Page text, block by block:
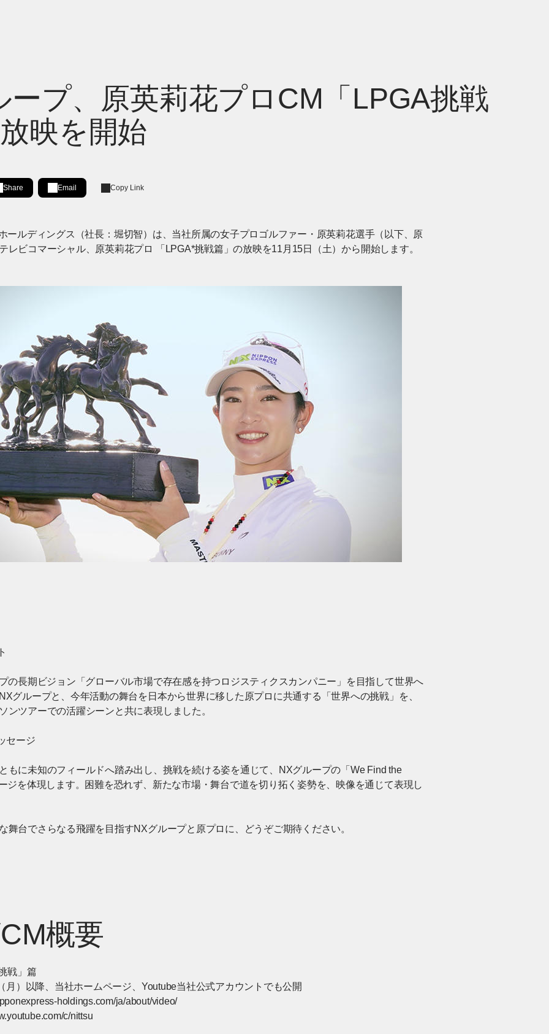
ープ、原英莉花プロCM「LPGA挑戦
映を開始
Share
Share on LinkedIn
[Open in new window]
Email Copy Link
ールディングス（社長：堀切智）は、当社所属の女子プロゴルファー・原英莉花選手（以下、原
レビコマーシャル、原英莉花プロ 「LPGA*挑戦篇」の放映を11月15日（土）から開始します。
の長期ビジョン「グローバル市場で存在感を持つロジスティクスカンパニー」を目指して世界へ
グループと、今年活動の舞台を日本から世界に移した原プロに共通する「世界への挑戦」を、
ンツアーでの活躍シーンと共に表現しました。
セージ
もに未知のフィールドへ踏み出し、挑戦を続ける姿を通じて、NXグループの「We Find the
ジを体現します。困難を恐れず、新たな市場・舞台で道を切り拓く姿勢を、映像を通じて表現し
舞台でさらなる飛躍を目指すNXグループと原プロに、どうぞご期待ください。
概要
戦」篇
月）以降、当社ホームページ、Youtube当社公式アカウントでも公開
holdings.com/ja/about/video/
c/nittsu